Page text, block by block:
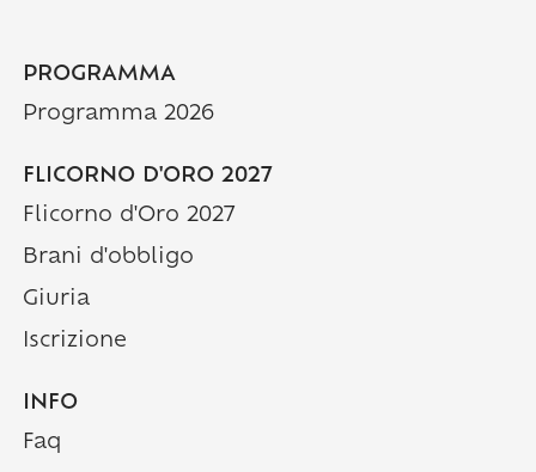
PROGRAMMA
Programma 2026
FLICORNO D'ORO 2027
Flicorno d'Oro 2027
Brani d'obbligo
Giuria
Iscrizione
INFO
Faq